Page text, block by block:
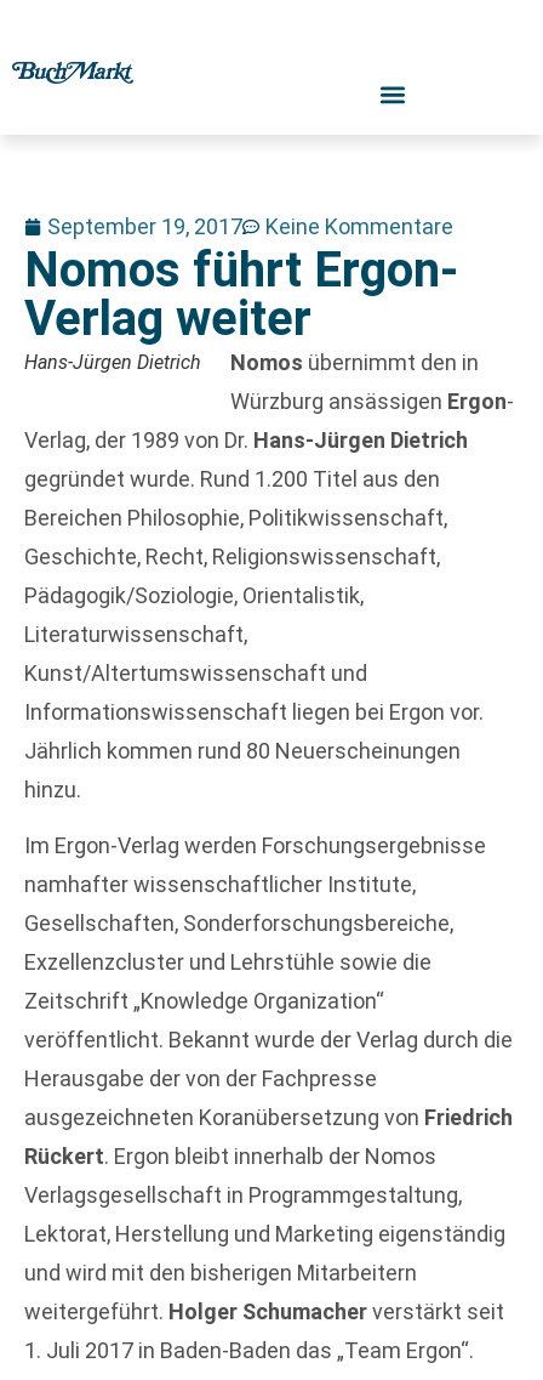
September 19, 2017 Keine Kommentare
Nomos führt Ergon-
Verlag weiter
Hans-Jürgen Dietrich Nomos übernimmt den in
Würzburg ansässigen Ergon-
Verlag, der 1989 von Dr. Hans-Jürgen Dietrich
gegründet wurde. Rund 1.200 Titel aus den
Bereichen Philosophie, Politikwissenschaft,
Geschichte, Recht, Religionswissenschaft,
Pädagogik/Soziologie, Orientalistik,
Literaturwissenschaft,
Kunst/Altertumswissenschaft und
Informationswissenschaft liegen bei Ergon vor.
Jährlich kommen rund 80 Neuerscheinungen
hinzu.
Im Ergon-Verlag werden Forschungsergebnisse
namhafter wissenschaftlicher Institute,
Gesellschaften, Sonderforschungsbereiche,
Exzellenzcluster und Lehrstühle sowie die
Zeitschrift „Knowledge Organization“
veröffentlicht. Bekannt wurde der Verlag durch die
Herausgabe der von der Fachpresse
ausgezeichneten Koranübersetzung von Friedrich
Rückert. Ergon bleibt innerhalb der Nomos
Verlagsgesellschaft in Programmgestaltung,
Lektorat, Herstellung und Marketing eigenständig
und wird mit den bisherigen Mitarbeitern
weitergeführt. Holger Schumacherverstärkt seit
1. Juli 2017 in Baden-Baden das „Team Ergon“.